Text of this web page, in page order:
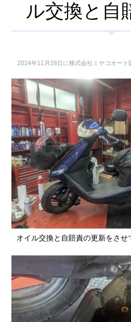
ル交換と自
2024年11月28日に株式会社ミヤコオート
オイル交換と自賠責の更新をさ